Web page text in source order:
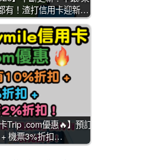
有！渣打信用卡迎新…
Trip .com優惠🔥】預訂
機票3%折扣…